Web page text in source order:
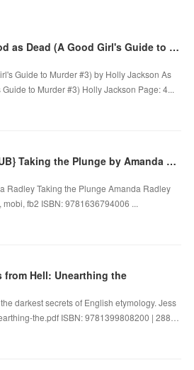
[download pdf] As Good as Dead (A Good Girl's Guide to Murder #3) by Holly Jackson
Guide to Murder #3) by Holly Jackson As
to Murder #3) Holly Jackson Page: 4...
DOWNLOAD [PDF] {EPUB} Taking the Plunge by Amanda Radley
Radley Taking the Plunge Amanda Radley
fb2 ISBN: 9781636794006 ...
from Hell: Unearthing the
darkest secrets of English etymology. Jess
the.pdf ISBN: 9781399808200 | 288…